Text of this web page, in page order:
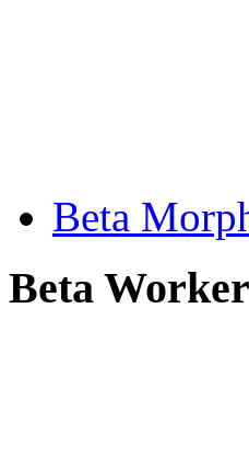
Beta
Beta